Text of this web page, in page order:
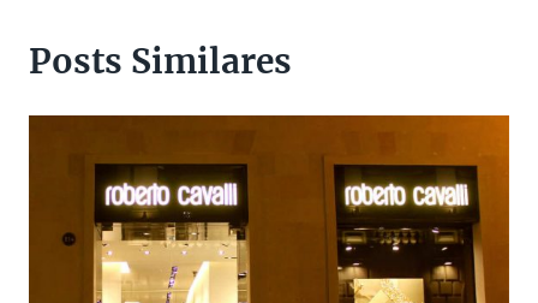
Posts Similares